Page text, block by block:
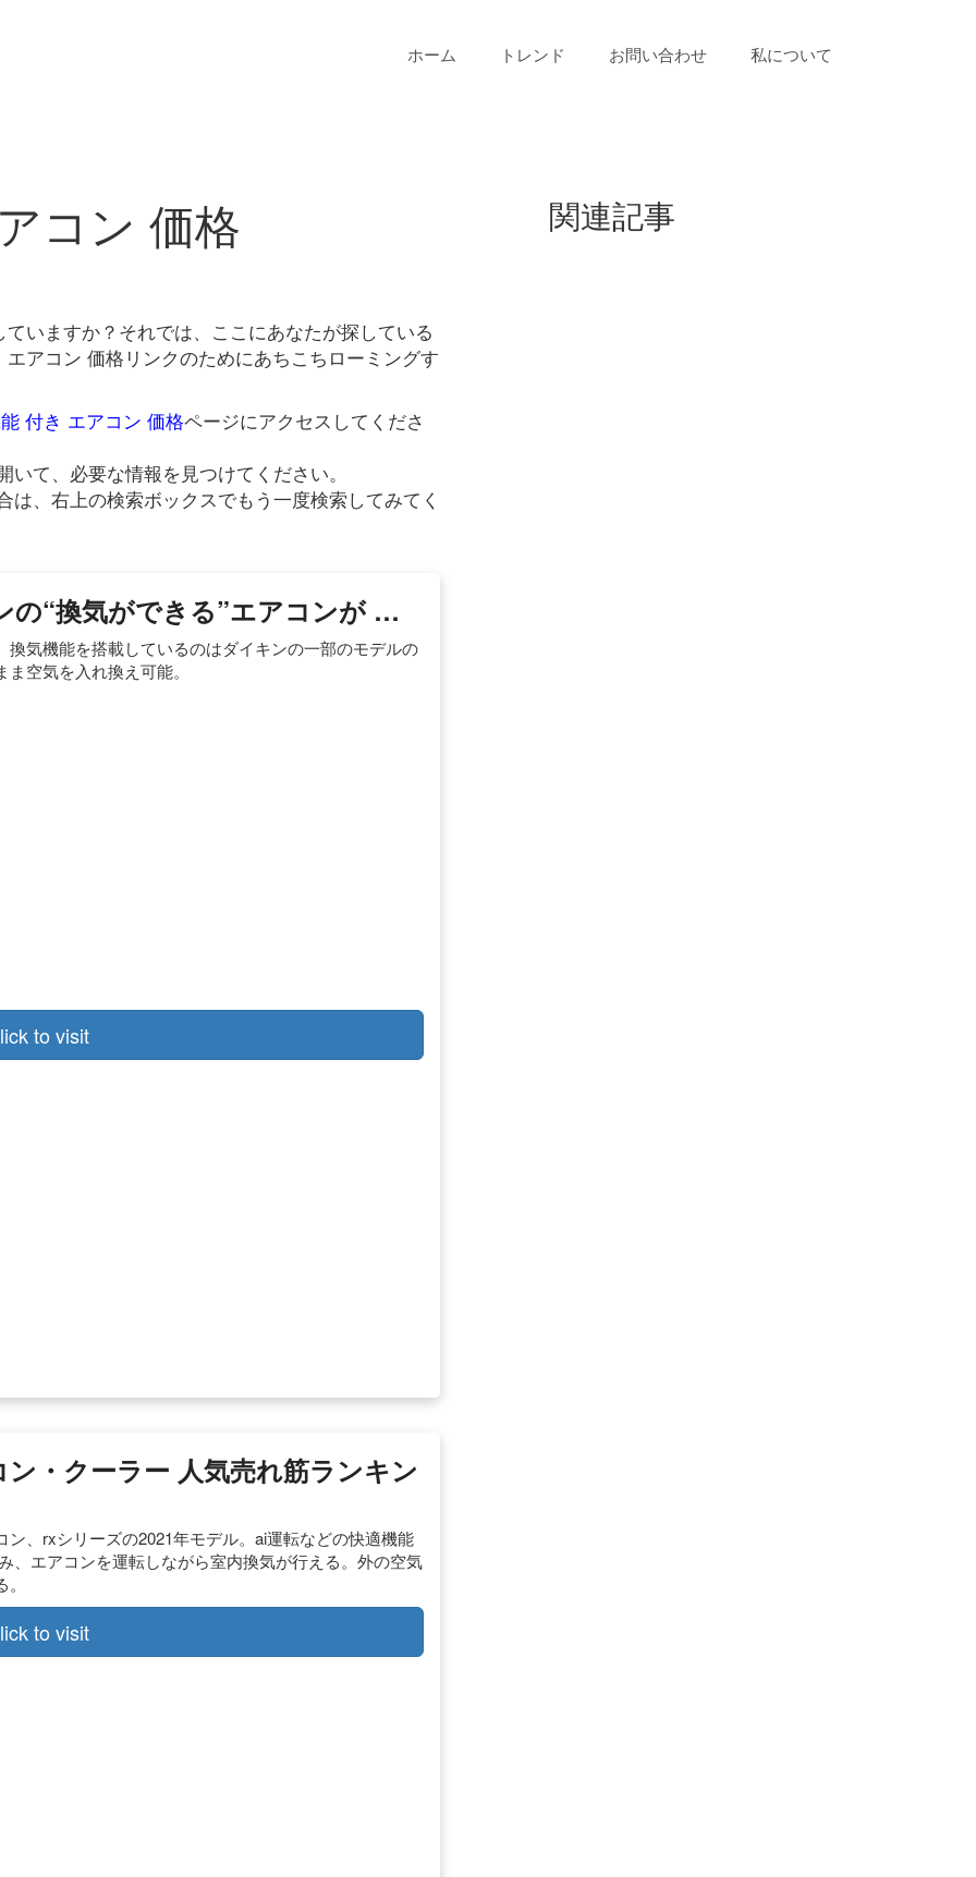
ホーム トレンド お問い合わせ 私について
コン 価格
いますか？それでは、ここにあなたが探している
アコン 価格リンクのためにあちこちローミングす
付き エアコン 価格ページにアクセスしてくださ
て、必要な情報を見つけてください。
は、右上の検索ボックスでもう一度検索してみてく
“換気ができる”エアコンが …
気機能を搭載しているのはダイキンの一部のモデルの
空気を入れ換え可能。
to visit
・クーラー 人気売れ筋ランキン
、rxシリーズの2021年モデル。ai運転などの快適機能
、エアコンを運転しながら室内換気が行える。外の空気
to visit
関連記事